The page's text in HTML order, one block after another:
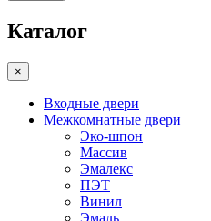
Каталог
×
Входные двери
Межкомнатные двери
Эко-шпон
Массив
Эмалекс
ПЭТ
Винил
Эмаль